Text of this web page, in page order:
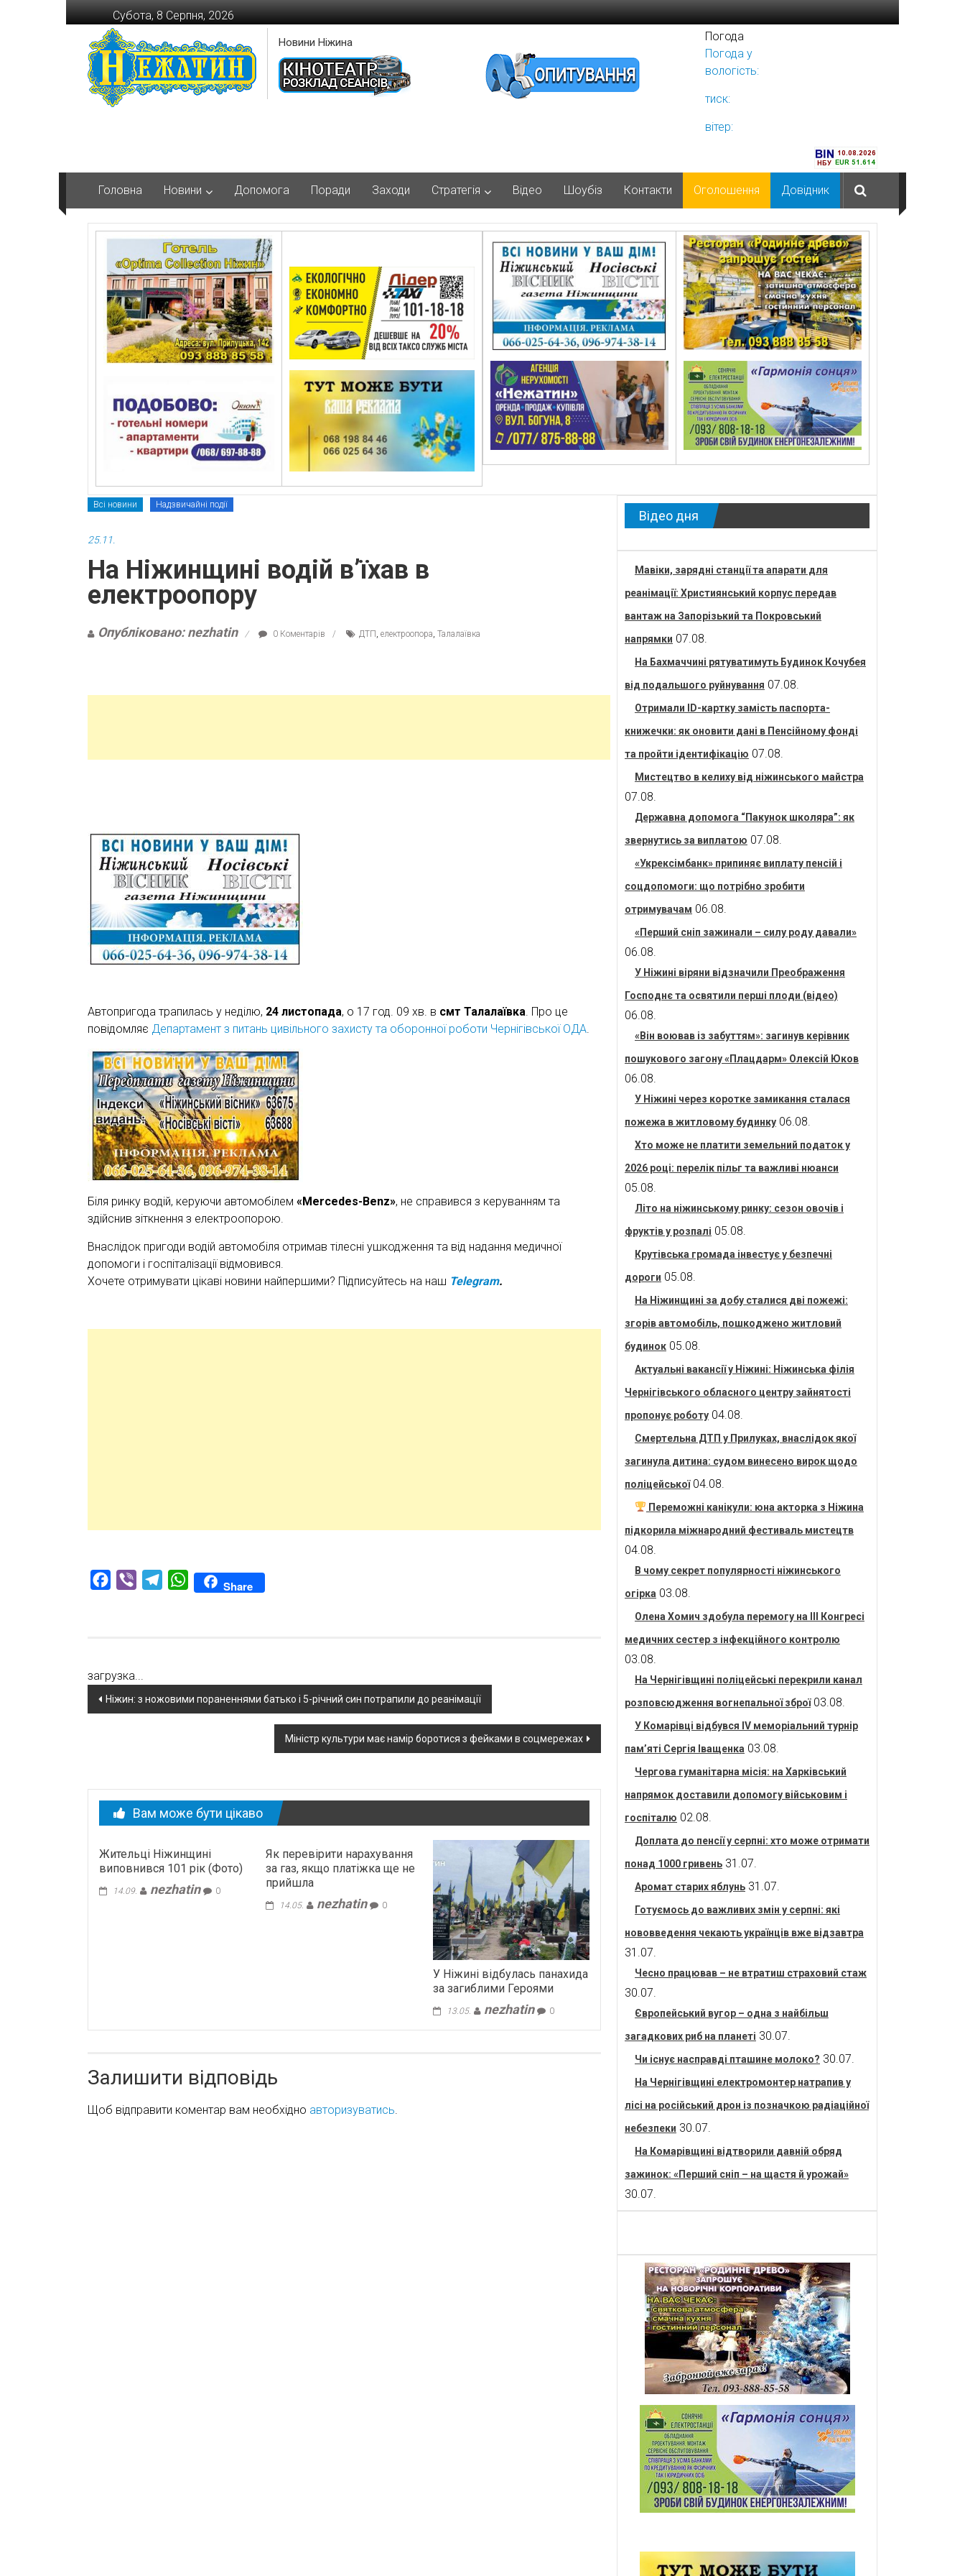
Перейти
до
вмісту
Субота, 8 Серпня, 2026
Новини Ніжина
Погода
Погода у
вологість:
тиск:
вітер:
Головна Новини Допомога Поради Заходи Стратегія Відео Шоубіз Контакти Оголошення Довідник
Всі новини Надзвичайні події
25.11.
На Ніжинщині водій в’їхав в
електроопору
Опубліковано: nezhatin 0 Коментарів ДТП електроопора Талалаївка
Автопригода трапилась у неділю, 24 листопада, о 17 год. 09 хв. в смт Талалаївка . Про це
повідомляє Департамент з питань цивільного захисту та оборонної роботи Чернігівської ОДА
Біля ринку водій, керуючи автомобілем «Mercedes-Benz», не справився з керуванням та
здійснив зіткнення з електроопорою.
Внаслідок пригоди водій автомобіля отримав тілесні ушкодження та від надання медичної
допомоги і госпіталізації відмовився.
Хочете отримувати цікаві новини найпершими? Підписуйтесь на наш Telegram.
Facebook
Viber TelegramWhatsAppShare
загрузка...
Навігація
Ніжин: з ножовими пораненнями батько і 5-річний cин потрапили до реанімації
Міністр культури має намір боротися з фейками в соцмережах
Вам може бути цікаво
Жительці Ніжинщині
виповнився 101 рік (Фото)
14.09. nezhatin 0
Як перевірити нарахування
за газ, якщо платіжка ще не
прийшла
14.05. nezhatin 0
У Ніжині відбулась панахида
за загиблими Героями
13.05. nezhatin 0
Залишити відповідь
Щоб відправити коментар вам необхідно авторизуватись.
Відео дня
Мавіки, зарядні станції та апарати для
реанімації: Християнський корпус передав
вантаж на Запорізький та Покровський
напрямки 07.08.
На Бахмаччині рятуватимуть Будинок Кочубея
від подальшого руйнування 07.08.
Отримали ID-картку замість паспорта-
книжечки: як оновити дані в Пенсійному фонді
та пройти ідентифікацію 07.08.
Мистецтво в келиху від ніжинського майстра
07.08.
Державна допомога “Пакунок школяра”: як
звернутись за виплатою 07.08.
«Укрексімбанк» припиняє виплату пенсій і
соцдопомоги: що потрібно зробити
отримувачам 06.08.
«Перший сніп зажинали – силу роду давали»
06.08.
У Ніжині віряни відзначили Преображення
Господнє та освятили перші плоди (відео)
06.08.
«Він воював із забуттям»: загинув керівник
пошукового загону «Плацдарм» Олексій Юков
06.08.
У Ніжині через коротке замикання сталася
пожежа в житловому будинку 06.08.
Хто може не платити земельний податок у
2026 році: перелік пільг та важливі нюанси
05.08.
Літо на ніжинському ринку: сезон овочів і
фруктів у розпалі 05.08.
Крутівська громада інвестує у безпечні
дороги 05.08.
На Ніжинщині за добу сталися дві пожежі:
згорів автомобіль, пошкоджено житловий
будинок 05.08.
Актуальні вакансії у Ніжині: Ніжинська філія
Чернігівського обласного центру зайнятості
пропонує роботу 04.08.
Смертельна ДТП у Прилуках, внаслідок якої
загинула дитина: судом винесено вирок щодо
поліцейської 04.08.
Переможні канікули: юна акторка з Ніжина
підкорила міжнародний фестиваль мистецтв
04.08.
В чому секрет популярності ніжинського
огірка 03.08.
Олена Хомич здобула перемогу на ІІІ Конгресі
медичних сестер з інфекційного контролю
03.08.
На Чернігівщині поліцейські перекрили канал
розповсюдження вогнепальної зброї 03.08.
У Комарівці відбувся IV меморіальний турнір
пам’яті Сергія Іващенка 03.08.
Чергова гуманітарна місія: на Харківський
напрямок доставили допомогу військовим і
госпіталю 02.08.
Доплата до пенсії у серпні: хто може отримати
понад 1000 гривень 31.07.
Аромат старих яблунь 31.07.
Готуємось до важливих змін у серпні: які
нововведення чекають українців вже відзавтра
31.07.
Чесно працював – не втратиш страховий стаж
30.07.
Європейський вугор – одна з найбільш
загадкових риб на планеті 30.07.
Чи існує насправді пташине молоко? 30.07.
На Чернігівщині електромонтер натрапив у
лісі на російський дрон із позначкою радіаційної
небезпеки 30.07.
На Комарівщині відтворили давній обряд
зажинок: «Перший сніп – на щастя й урожай»
30.07.